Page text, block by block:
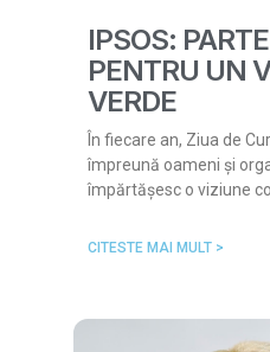
IPSOS:
PENTRU UN
VERDE
În fiecare an, Ziua de
împreună oameni și
împărtășesc o viziune
CITESTE MAI MULT >